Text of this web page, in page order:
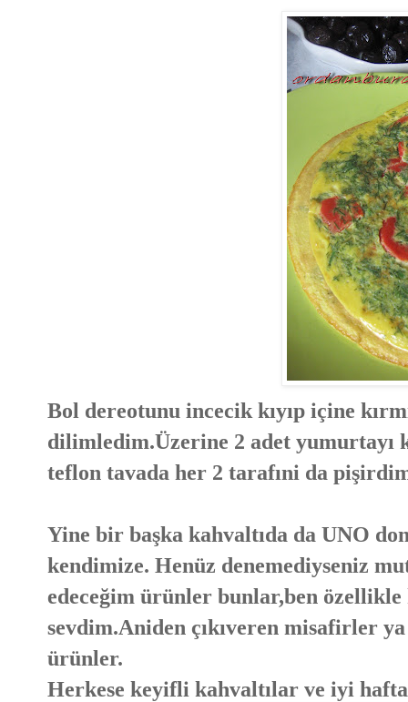
Bol dereotunu incecik kıyıp içine
dilimledim.Üzerine 2 adet yumurtayı
teflon tavada her 2 tarafıni da
Yine bir başka kahvaltıda da UNO
kendimize. Henüz denemediyseniz
edeceğim ürünler bunlar,ben özellikle
sevdim.Aniden çıkıveren misafirler
ürünler.
Herkese keyifli kahvaltılar ve iyi